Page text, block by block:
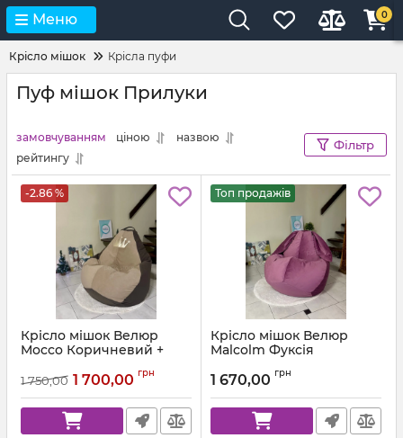
Меню 0
Крісло мішок Крісла пуфи
Пуф мішок Прилуки
замовчуванням ціною
назвою
рейтингу
Фільтр
-2.86 %
Крісло мішок Велюр
Mocco Коричневий +
Корона
1 750,00 1 700,00 грн
Топ продажів
Крісло мішок Велюр
Malcolm Фуксія
1 670,00 грн